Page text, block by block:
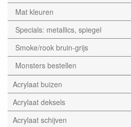
Mat kleuren
Specials: metallics, spiegel
Smoke/rook bruin-grijs
Monsters bestellen
Acrylaat buizen
Acrylaat deksels
Acrylaat schijven